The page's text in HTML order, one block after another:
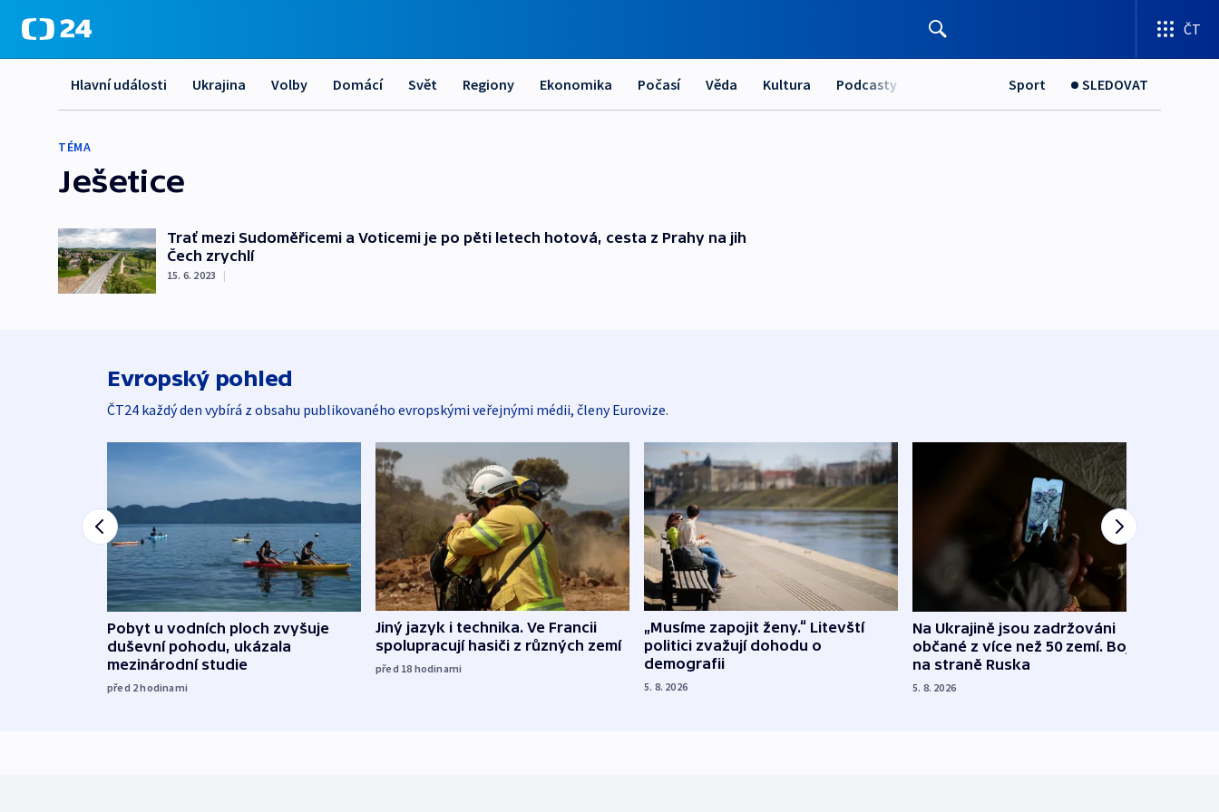
ČT
Hlavní události Ukrajina Volby Domácí Svět Regiony Ekonomika Počasí Věda Kultura Podcasty Sport SLEDOVAT
TÉMA
Ješetice
Trať mezi Sudoměřicemi a Voticemi je po pěti letech hotová, cesta z Prahy na jih
Čech zrychlí
15. 6. 2023 |
Evropský pohled
ČT24 každý den vybírá z obsahu publikovaného evropskými veřejnými médii, členy Eurovize.
Pobyt u vodních ploch zvyšuje
duševní pohodu, ukázala
mezinárodní studie
před 2hodinami
Jiný jazyk i technika. Ve Francii
spolupracují hasiči z různých zemí
před 18 hodinami
„Musíme zapojit ženy.“ Litevští
politici zvažují dohodu o
demografii
5. 8. 2026
Na Ukrajině jsou zadržováni
občané z více než 50 zemí. Bojovali
na straně Ruska
5. 8. 2026